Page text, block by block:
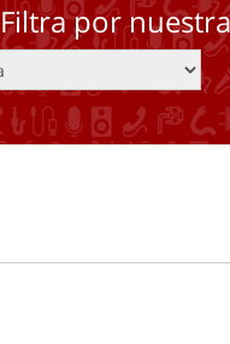
Filtra por